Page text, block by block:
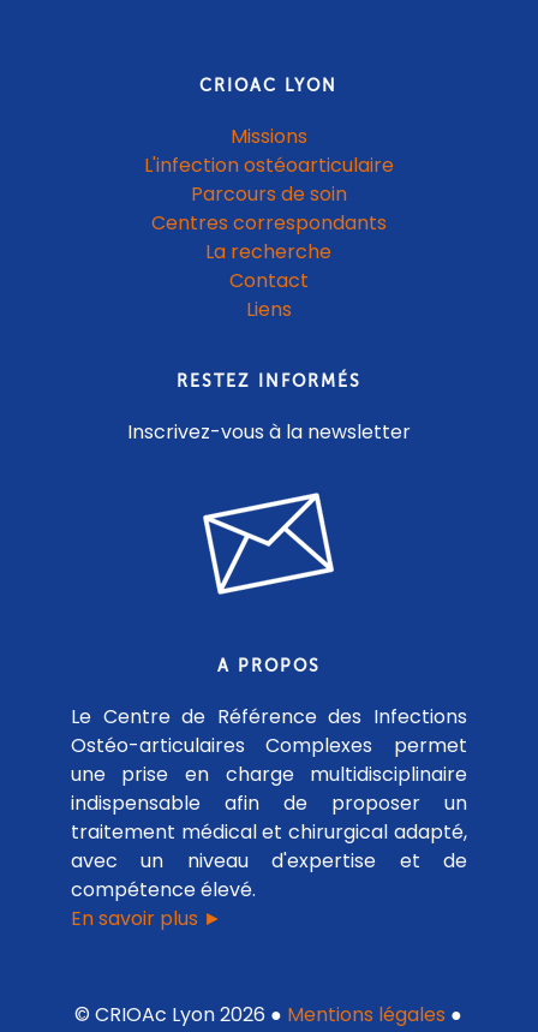
CRIOAC LYON
Missions
L'infection ostéoarticulaire
Parcours de soin
Centres correspondants
La recherche
Contact
Liens
RESTEZ INFORMÉS
Inscrivez-vous à la newsletter
A PROPOS
Le Centre de Référence des Infections
Ostéo-articulaires Complexes permet
une prise en charge multidisciplinaire
indispensable afin de proposer un
traitement médical et chirurgical adapté,
avec un niveau d'expertise et de
compétence élevé.
En savoir plus ►
© CRIOAc Lyon 2026 ● Mentions légales ●